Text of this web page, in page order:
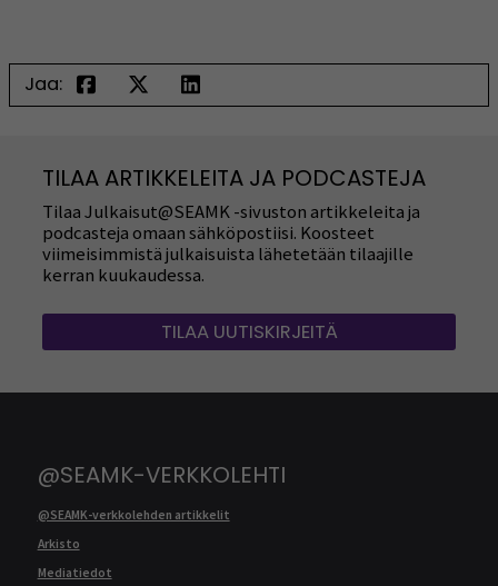
Jaa:
TILAA ARTIKKELEITA JA PODCASTEJA
Tilaa Julkaisut@SEAMK -sivuston artikkeleita ja
podcasteja omaan sähköpostiisi. Koosteet
viimeisimmistä julkaisuista lähetetään tilaajille
kerran kuukaudessa.
TILAA UUTISKIRJEITÄ
@SEAMK-VERKKOLEHTI
@SEAMK-verkkolehden artikkelit
Arkisto
Mediatiedot